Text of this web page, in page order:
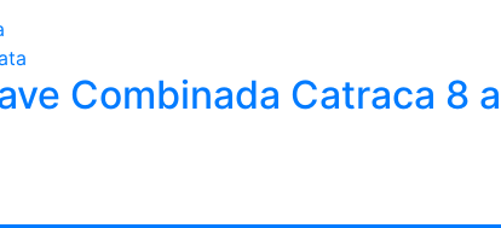
Combinada Catraca 8